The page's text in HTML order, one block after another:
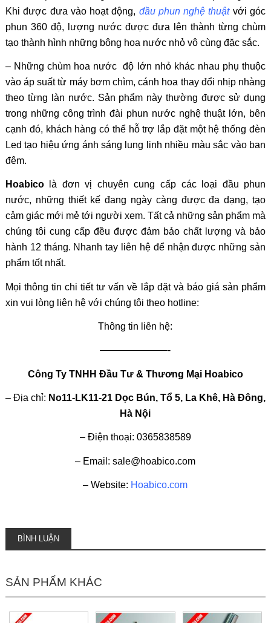
Khi được đưa vào hoạt động, đầu phun nghệ thuậtvới góc
phun 360 độ, lượng nước được đưa lên thành từng chùm
tạo thành hình những bông hoa nước nhỏ vô cùng đặc sắc.
– Những chùm hoa nước độ lớn nhỏ khác nhau phụ thuộc
vào áp suất từ máy bơm chìm, cánh hoa thay đổi nhịp nhàng
theo từng làn nước. Sản phẩm này thường được sử dụng
trong những công trình đài phun nước nghệ thuật lớn, bên
cạnh đó, khách hàng có thể hỗ trợ lắp đặt một hệ thống đèn
Led tạo hiệu ứng ánh sáng lung linh nhiều màu sắc vào ban
đêm.
Hoabicolà đơn vị chuyên cung cấp các loại đầu phun
nước, những thiết kế đang ngày càng được đa dạng, tạo
cảm giác mới mẻ tới người xem. Tất cả những sản phẩm mà
chúng tôi cung cấp đều được đảm bảo chất lượng và bảo
hành 12 tháng. Nhanh tay liên hệ để nhận được những sản
phẩm tốt nhất.
Mọi thông tin chi tiết tư vấn về lắp đặt và báo giá sản phẩm
xin vui lòng liên hệ với chúng tôi theo hotline:
Thông tin liên hệ:
———————-
Công Ty TNHH Đầu Tư & Thương Mại Hoabico
– Địa chỉ: No11-LK11-21 Dọc Bún, Tổ 5, La Khê, Hà Đông,
Hà Nội
– Điện thoại: 0365838589
– Email: sale@hoabico.com
– Website: Hoabico.com
BÌNH LUẬN
SẢN PHẨM KHÁC